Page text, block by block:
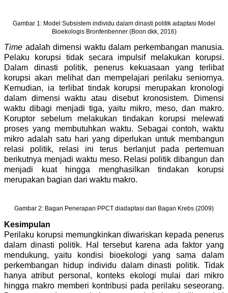
Gambar 1: Model Subsistem individu dalam dinasti politik adaptasi Model
Bioekologis Bronfenbenner (Boon dkk, 2016)
Time adalah dimensi waktu dalam perkembangan manusia.
Pelaku korupsi tidak secara impulsif melakukan korupsi.
Dalam dinasti politik, penerus kekuasaan yang terlibat
korupsi akan melihat dan mempelajari perilaku seniornya.
Kemudian, ia terlibat tindak korupsi merupakan kronologi
dalam dimensi waktu atau disebut kronosistem. Dimensi
waktu dibagi menjadi tiga, yaitu mikro, meso, dan makro.
Koruptor sebelum melakukan tindakan korupsi melewati
proses yang membutuhkan waktu. Sebagai contoh, waktu
mikro adalah satu hari yang diperlukan untuk membangun
relasi politik, relasi ini terus berlanjut pada pertemuan
berikutnya menjadi waktu meso. Relasi politik dibangun dan
menjadi kuat hingga menghasilkan tindakan korupsi
merupakan bagian dari waktu makro.
Gambar 2: Bagan Penerapan PPCT diadaptasi dari Bagan Krebs (2009)
Kesimpulan
Perilaku korupsi memungkinkan diwariskan kepada penerus
dalam dinasti politik. Hal tersebut karena ada faktor yang
mendukung, yaitu kondisi bioekologi yang sama dalam
perkembangan hidup individu dalam dinasti politik. Tidak
hanya atribut personal, konteks ekologi mulai dari mikro
hingga makro memberi kontribusi pada perilaku seseorang.